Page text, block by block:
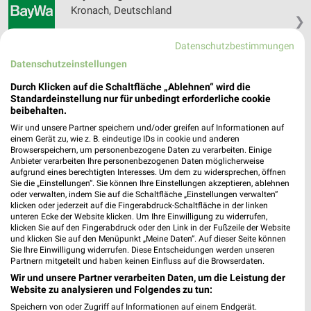
❯
Kronach, Deutschland
Baumärkte Angebote für Coburg und
Umgebung
6 Prospekte
Globus Baumarkt toom Baumarkt
Datenschutzbestimmungen
Datenschutzeinstellungen
Durch Klicken auf die Schaltfläche „Ablehnen“ wird die
Standardeinstellung nur für unbedingt erforderliche cookie
beibehalten.
Wir und unsere Partner speichern und/oder greifen auf Informationen auf
einem Gerät zu, wie z. B. eindeutige IDs in cookie und anderen
Browserspeichern, um personenbezogene Daten zu verarbeiten. Einige
Anbieter verarbeiten Ihre personenbezogenen Daten möglicherweise
aufgrund eines berechtigten Interesses. Um dem zu widersprechen, öffnen
Sie die „Einstellungen“. Sie können Ihre Einstellungen akzeptieren, ablehnen
oder verwalten, indem Sie auf die Schaltfläche „Einstellungen verwalten“
klicken oder jederzeit auf die Fingerabdruck-Schaltfläche in der linken
unteren Ecke der Website klicken. Um Ihre Einwilligung zu widerrufen,
klicken Sie auf den Fingerabdruck oder den Link in der Fußzeile der Website
und klicken Sie auf den Menüpunkt „Meine Daten“. Auf dieser Seite können
Sie Ihre Einwilligung widerrufen. Diese Entscheidungen werden unseren
Partnern mitgeteilt und haben keinen Einfluss auf die Browserdaten.
Wir und unsere Partner verarbeiten Daten, um die Leistung der
Website zu analysieren und Folgendes zu tun:
Speichern von oder Zugriff auf Informationen auf einem Endgerät.